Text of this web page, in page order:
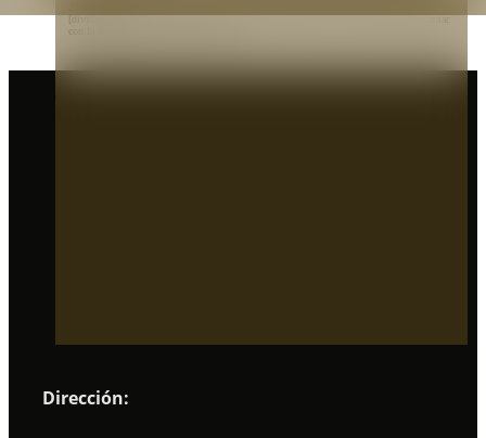
[divider height="30 px"] En los sistemas contraincendios es de vital importancia contar
Dirección: